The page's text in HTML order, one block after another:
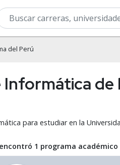
del Perú
para estudiar en la
1 programa académico